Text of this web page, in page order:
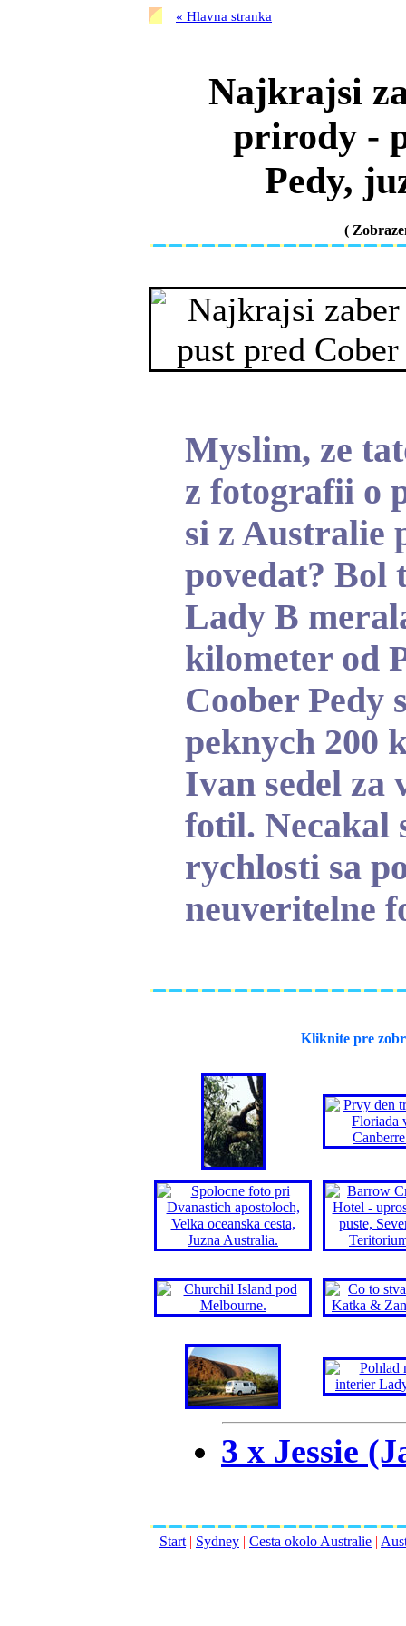
« Hlavna stranka
Najkrajsi
prirody -
Pedy,
(
Myslim, ze
z fotografii o
si z Australie
povedat? Bol
Lady B
kilometer od
Coober Pedy
peknych 200
Ivan sedel za
fotil. Necakal
rychlosti sa
neuveritelne
Kliknite pre
3 x Jessie
Start | Sydney | Cesta okolo Australie |